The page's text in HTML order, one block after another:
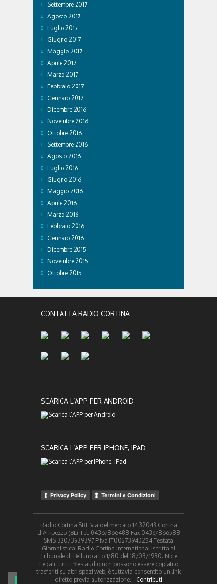
Settembre 2017
Agosto 2017
Luglio 2017
Giugno 2017
Maggio 2017
Aprile 2017
Marzo 2017
Febbraio 2017
Gennaio 2017
Dicembre 2016
Novembre 2016
Ottobre 2016
Settembre 2016
Agosto 2016
Luglio 2016
Giugno 2016
Maggio 2016
Aprile 2016
Marzo 2016
Febbraio 2016
Gennaio 2016
Dicembre 2015
Novembre 2015
Ottobre 2015
CONTATTA RADIO CORTINA
SCARICA L’APP PER ANDROID
SCARICA L’APP PER IPHONE, IPAD
Privacy Policy Termini e Condizioni
Radio Cortina SRL Via del mercato 14 32043 Cortina
d'Ampezzo (BL) Tel. 0436/866488 Fax 0436/866588
SMS 320/3939397 P.Iva IT00273940254 Testata
Giornalistica: Radio Cortina International Iscritta al
Tribunale di Belluno atto 1/80 del 18/03/1980. Note
Legali: tutti i files audio non possono essere copiati o
trasferiti su altri spazi web, è tuttavia consentito un link
diretto previa autorizzazione. - Contributi